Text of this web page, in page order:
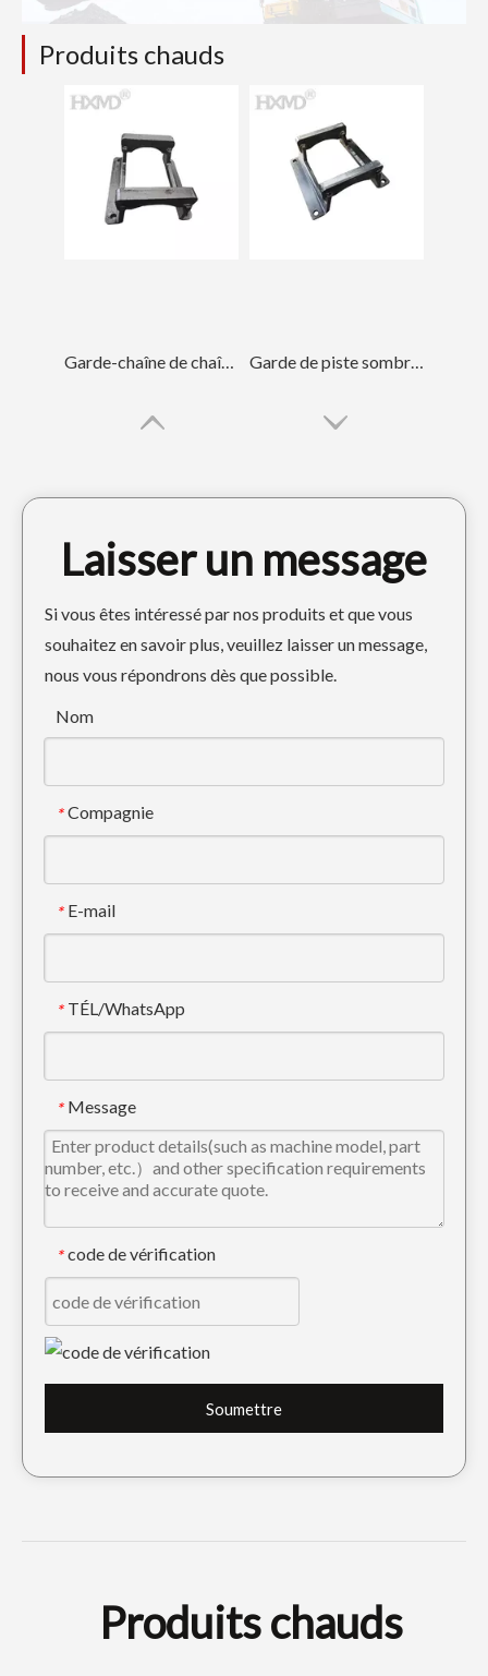
Produits chauds
Garde-chaîne de chaîne de Doosan Hyundai pour l'excavatrice DH220 Garde de piste sombre OEM pour pièces de chenille DH820
DOOSAN GRY METAL PROSTY GURD POUR LES PIÈCES DE CRARTIAGE DH300
Laisser un message
Si vous êtes intéressé par nos produits et que vous
souhaitez en savoir plus, veuillez laisser un message,
nous vous répondrons dès que possible.
Nom
* Compagnie
* E-mail
* TÉL/WhatsApp
* Message
* code de vérification
Soumettre
Produits chauds